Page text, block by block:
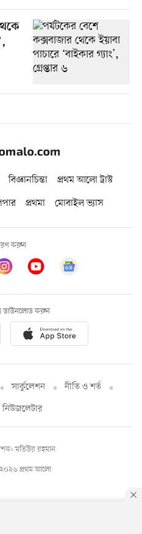
বিজ্ঞানচিন্তা
প্রথম আলো ট্রাস্ট
প্রথমা মোবাইল ভ্যাস
করুন
ডাউনলোড করুন
সার্কুলেশন
নীতি ও শর্ত
নিউজলেটার
২০২৬ প্রথম আলো
মতিউর রহমান